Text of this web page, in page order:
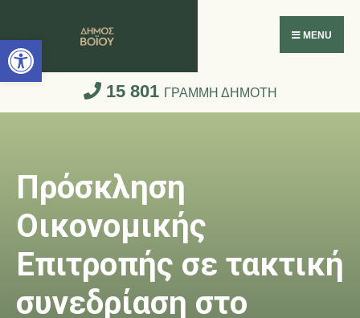
Ανοίξτε τη γραμμή εργαλείων
MENU
15 801 ΓΡΑΜΜΗ ΔΗΜΟΤΗ
Πρόσκληση
Οικονομικής
Επιτροπής σε τακτική
συνεδρίαση στο